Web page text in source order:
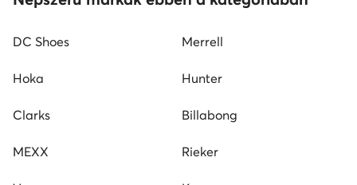
DC Shoes Merrell
Hoka Hunter
Clarks Billabong
MEXX Rieker